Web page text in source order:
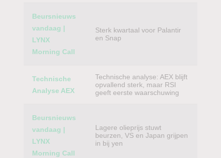
Beursnieuws
vandaag |
LYNX
Morning Call
Sterk kwartaal voor Palantir
en Snap
Technische
Analyse AEX
Technische analyse: AEX blijft
opvallend sterk, maar RSI
geeft eerste waarschuwing
Beursnieuws
vandaag |
LYNX
Morning Call
Lagere olieprijs stuwt
beurzen, VS en Japan grijpen
in bij yen